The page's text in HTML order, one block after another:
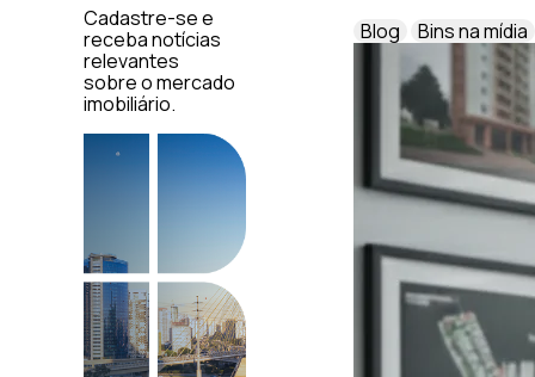
Cadastre-se e
receba notícias
relevantes
sobre o mercado
imobiliário.
Blog Bins na mídia